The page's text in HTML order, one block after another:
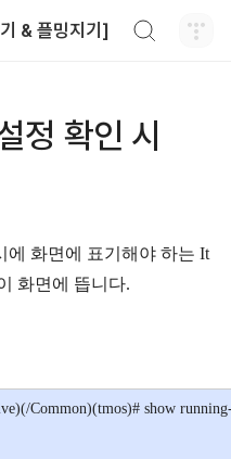
& 플밍지기]
정 확인 시
에 화면에 표기해야 하는 It
화면에 뜹니다.
Common)(tmos)# show